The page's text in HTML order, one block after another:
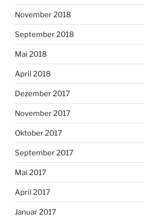
November 2018
September 2018
Mai 2018
April 2018
Dezember 2017
November 2017
Oktober 2017
September 2017
Mai 2017
April 2017
Januar 2017